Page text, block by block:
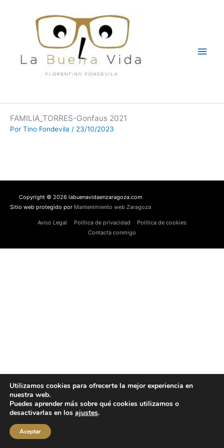
FAMILIA_TORRES-Gonfaus 2021
Por Tino Fondevila / 23/10/2023
Copyright © 2026 labuenavidaenzaragoza.com
Sitio web protegido por Mantenimiento web Zaragoza
Aviso Legal Política de privacidad
Política de cookies
Contacta conmigo
Utilizamos cookies para ofrecerte la mejor experiencia en
nuestra web.
Puedes aprender más sobre qué cookies utilizamos o
desactivarlas en los ajustes.
Aceptar